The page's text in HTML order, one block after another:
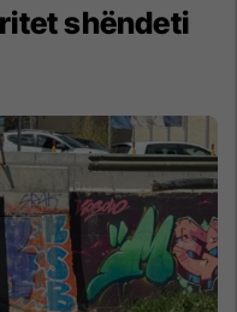
shëndeti